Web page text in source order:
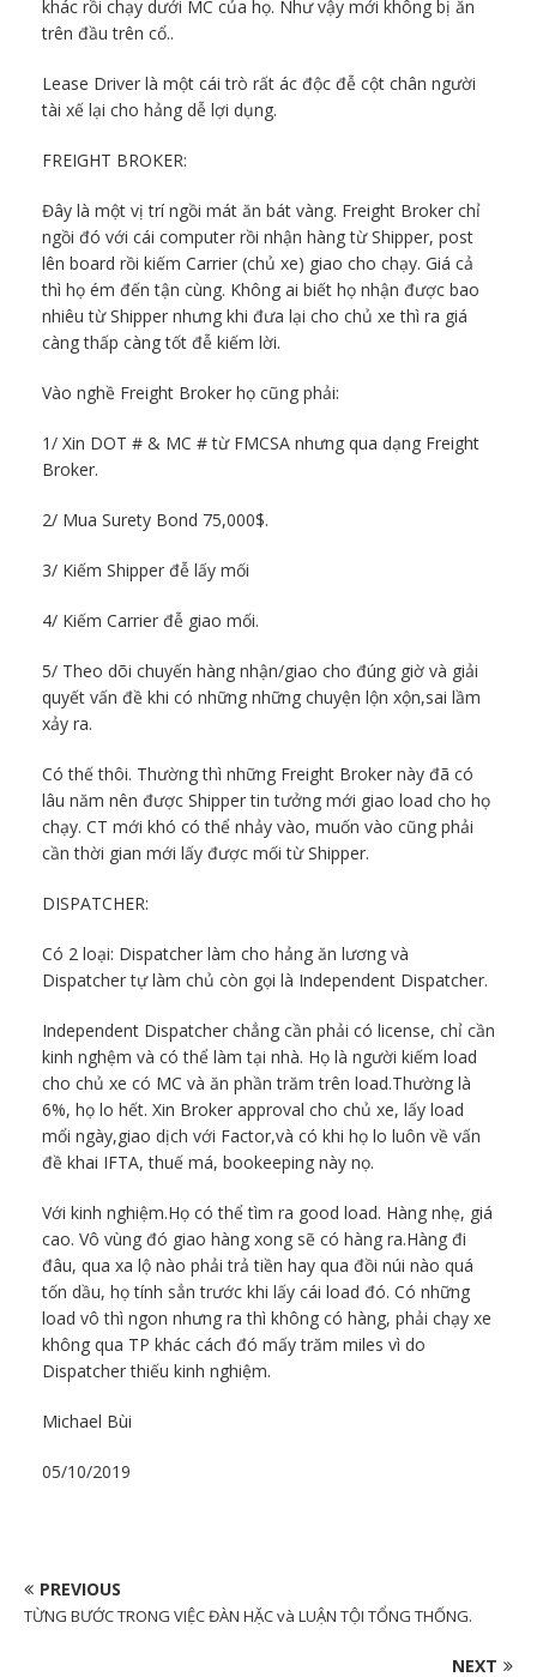
khác rồi chạy dưới MC của họ. Như vậy mới không bị ăn
trên đầu trên cổ..
Lease Driver là một cái trò rất ác độc đễ cột chân người
tài xế lại cho hảng dễ lợi dụng.
FREIGHT BROKER:
Đây là một vị trí ngồi mát ăn bát vàng. Freight Broker chỉ
ngồi đó với cái computer rồi nhận hàng từ Shipper, post
lên board rồi kiếm Carrier (chủ xe) giao cho chạy. Giá cả
thì họ ém đến tận cùng. Không ai biết họ nhận được bao
nhiêu từ Shipper nhưng khi đưa lại cho chủ xe thì ra giá
càng thấp càng tốt đễ kiếm lời.
Vào nghề Freight Broker họ cũng phải:
1/ Xin DOT # & MC # từ FMCSA nhưng qua dạng Freight
Broker.
2/ Mua Surety Bond 75,000$.
3/ Kiếm Shipper đễ lấy mối
4/ Kiếm Carrier đễ giao mối.
5/ Theo dõi chuyến hàng nhận/giao cho đúng giờ và giải
quyết vấn đề khi có những những chuyện lộn xộn,sai lầm
xảy ra.
Có thế thôi. Thường thì những Freight Broker này đã có
lâu năm nên được Shipper tin tưởng mới giao load cho họ
chạy. CT mới khó có thể nhảy vào, muốn vào cũng phải
cần thời gian mới lấy được mối từ Shipper.
DISPATCHER:
Có 2 loại: Dispatcher làm cho hảng ăn lương và
Dispatcher tự làm chủ còn gọi là Independent Dispatcher.
Independent Dispatcher chẳng cần phải có license, chỉ cần
kinh nghệm và có thể làm tại nhà. Họ là người kiếm load
cho chủ xe có MC và ăn phần trăm trên load.Thường là
6%, họ lo hết. Xin Broker approval cho chủ xe, lấy load
mổi ngày,giao dịch với Factor,và có khi họ lo luôn về vấn
đề khai IFTA, thuế má, bookeeping này nọ.
Với kinh nghiệm.Họ có thể tìm ra good load. Hàng nhẹ, giá
cao. Vô vùng đó giao hàng xong sẽ có hàng ra.Hàng đi
đâu, qua xa lộ nào phải trả tiền hay qua đồi núi nào quá
tốn dầu, họ tính sẳn trước khi lấy cái load đó. Có những
load vô thì ngon nhưng ra thì không có hàng, phải chạy xe
không qua TP khác cách đó mấy trăm miles vì do
Dispatcher thiếu kinh nghiệm.
Michael Bùi
05/10/2019
PREVIOUS
TỪNG BƯỚC TRONG VIỆC ĐÀN HẶC và LUẬN TỘI TỔNG THỐNG.
NEXT